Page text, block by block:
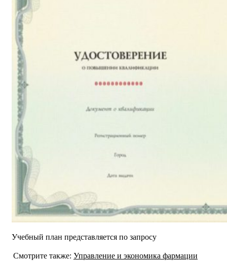
Учебный план представляется по запросу
Смотрите также: Управление и экономика фармации